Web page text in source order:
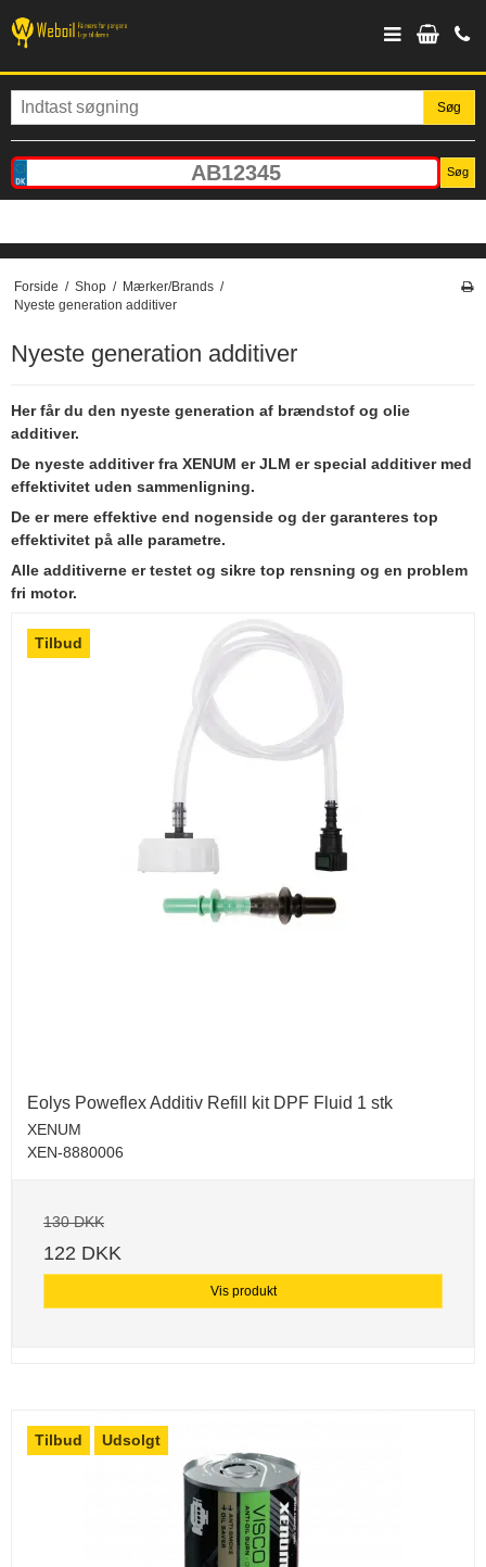
Søg
Søg
Forside / Shop / Mærker/Brands /
Nyeste generation additiver
Nyeste generation additiver
Her får du den nyeste generation af brændstof og olie
additiver.
De nyeste additiver fra XENUM er JLM er special additiver med
effektivitet uden sammenligning.
De er mere effektive end nogenside og der garanteres top
effektivitet på alle parametre.
Alle additiverne er testet og sikre top rensning og en problem
fri motor.
Tilbud
Eolys Poweflex Additiv Refill kit DPF Fluid 1 stk
XENUM
XEN-8880006
130 DKK
122 DKK
Vis produkt
Tilbud Udsolgt